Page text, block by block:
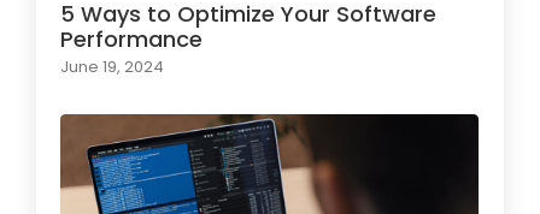
5 Ways to Optimize Your Software
Performance
June 19, 2024